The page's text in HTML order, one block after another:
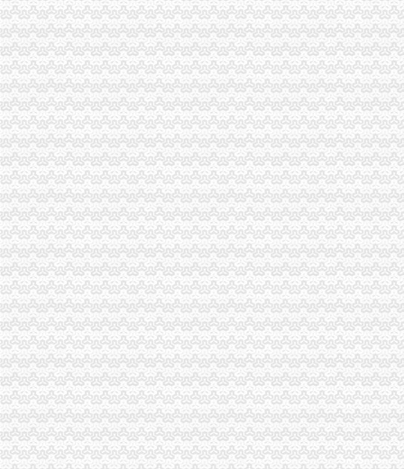
开重庆发票_阿里问到底
中国张电子发票在重庆诞生
【发票】重庆市电子税务局-亿企赢财税资讯
广告|公司|发票|重庆_新浪新闻
重庆回收电脑主板|重庆回收相机价格|重庆电脑发票-中国制造交易
重庆巴南破获一起发票案金额超过一亿元_网易新闻
重庆水投：发票寄到家,服务有保障
重庆地税进一步规范发票工作_税屋网——第一时间递财税政策
重庆专项审批：发票R审批代理购买服务办理-重庆爱问分类
重庆市国家税务局关于印发《重庆市国家税务局发票管理基本程序》